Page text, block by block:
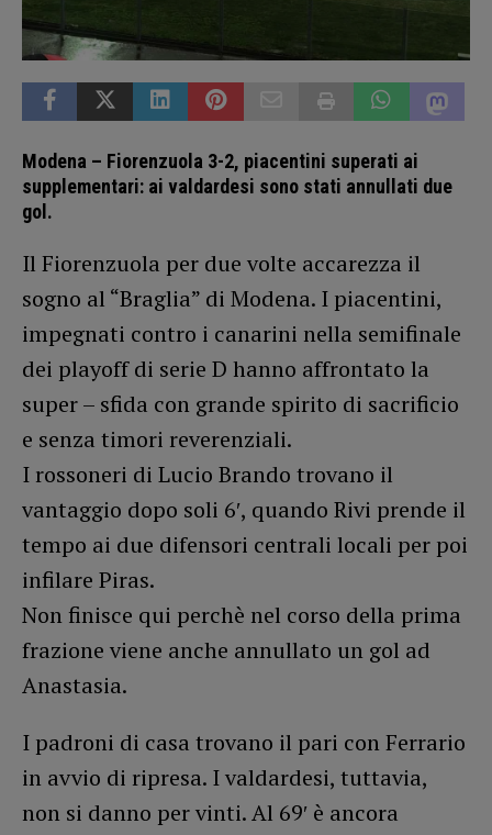
Modena – Fiorenzuola 3-2, piacentini superati ai
supplementari: ai valdardesi sono stati annullati due
gol.
Il Fiorenzuola per due volte accarezza il
sogno al “Braglia” di Modena. I piacentini,
impegnati contro i canarini nella semifinale
dei playoff di serie D hanno affrontato la
super – sfida con grande spirito di sacrificio
e senza timori reverenziali.
I rossoneri di Lucio Brando trovano il
vantaggio dopo soli 6′, quando Rivi prende il
tempo ai due difensori centrali locali per poi
infilare Piras.
Non finisce qui perchè nel corso della prima
frazione viene anche annullato un gol ad
Anastasia.
I padroni di casa trovano il pari con Ferrario
in avvio di ripresa. I valdardesi, tuttavia,
non si danno per vinti. Al 69′ è ancora